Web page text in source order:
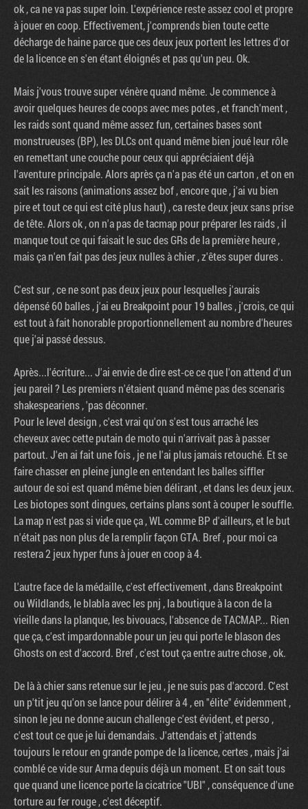
ok , ca ne va pas super loin. L'expérience reste assez cool et propre
à jouer en coop. Effectivement, j'comprends bien toute cette
décharge de haine parce que ces deux jeux portent les lettres d'or
de la licence en s'en étant éloignés et pas qu'un peu. Ok.
Mais j'vous trouve super vénère quand même. Je commence à
avoir quelques heures de coops avec mes potes , et franch'ment ,
les raids sont quand même assez fun, certaines bases sont
monstrueuses (BP), les DLCs ont quand même bien joué leur rôle
en remettant une couche pour ceux qui appréciaient déjà
l'aventure principale. Alors après ça n'a pas été un carton , et on en
sait les raisons (animations assez bof , encore que , j'ai vu bien
pire et tout ce qui est cité plus haut) , ca reste deux jeux sans prise
de tête. Alors ok , on n'a pas de tacmap pour préparer les raids , il
manque tout ce qui faisait le suc des GRs de la première heure ,
mais ça n'en fait pas des jeux nulles à chier , z'êtes super dures .
C'est sur , ce ne sont pas deux jeux pour lesquelles j'aurais
dépensé 60 balles , j'ai eu Breakpoint pour 19 balles , j'crois, ce qui
est tout à fait honorable proportionnellement au nombre d'heures
que j'ai passé dessus.
Après...l'écriture... J'ai envie de dire est-ce ce que l'on attend d'un
jeu pareil ? Les premiers n'étaient quand même pas des scenaris
shakespeariens , 'pas déconner.
Pour le level design , c'est vrai qu'on s'est tous arraché les
cheveux avec cette putain de moto qui n'arrivait pas à passer
partout. J'en ai fait une fois , je ne l'ai plus jamais retouché. Et se
faire chasser en pleine jungle en entendant les balles siffler
autour de soi est quand même bien délirant , et dans les deux jeux.
Les biotopes sont dingues, certains plans sont à couper le souffle.
La map n'est pas si vide que ça , WL comme BP d'ailleurs, et le but
n'était pas non plus de la remplir façon GTA. Bref , pour moi ca
restera 2 jeux hyper funs à jouer en coop à 4.
L'autre face de la médaille, c'est effectivement , dans Breakpoint
ou Wildlands, le blabla avec les pnj , la boutique à la con de la
vieille dans la planque, les bivouacs, l'absence de TACMAP... Rien
que ça, c'est impardonnable pour un jeu qui porte le blason des
Ghosts on est d'accord. Bref , c'est tout ça entre autre chose , ok.
De là à chier sans retenue sur le jeu , je ne suis pas d'accord. C'est
un p'tit jeu qu'on se lance pour délirer à 4 , en "élite" évidemment ,
sinon le jeu ne donne aucun challenge c'est évident, et perso ,
c'est tout ce que je lui demandais. J'attendais et j'attends
toujours le retour en grande pompe de la licence, certes , mais j'ai
comblé ce vide sur Arma depuis déjà un moment. Et on sait tous
que quand une licence porte la cicatrice "UBI" , conséquence d'une
torture au fer rouge , c'est déceptif.